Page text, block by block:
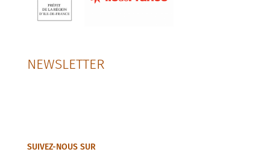
NEWSLETTER
SUIVEZ-NOUS SUR